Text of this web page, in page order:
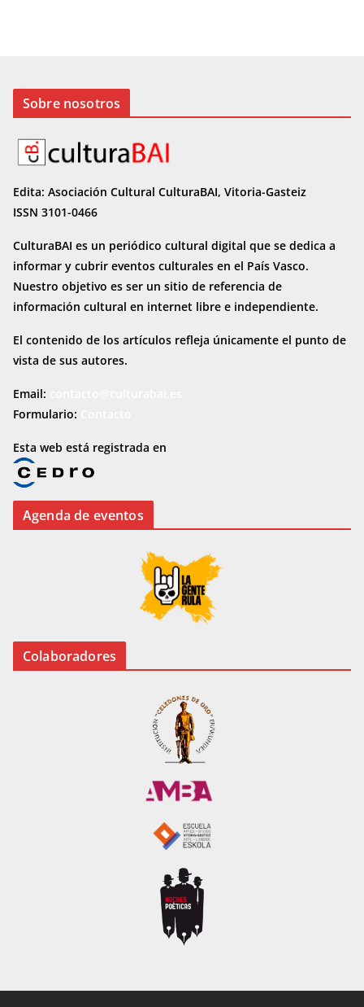
Sobre nosotros
Edita: Asociación Cultural CulturaBAI, Vitoria-Gasteiz
ISSN 3101-0466
CulturaBAI es un periódico cultural digital que se dedica a
informar y cubrir eventos culturales en el País Vasco.
Nuestro objetivo es ser un sitio de referencia de
información cultural en internet libre e independiente.
El contenido de los artículos refleja únicamente el punto de
vista de sus autores.
Email:
Formulario:
Esta web está registrada en
Agenda de eventos
Colaboradores